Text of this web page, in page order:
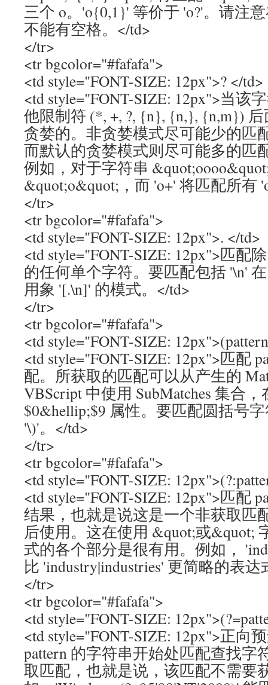
三个 o。'o{0,1}' 等价于 'o?'。请注
不能有空格。</td>
</tr>
<tr bgcolor="#fafafa">
<td style="FONT-SIZE: 12px">? </td>
<td style="FONT-SIZE: 12px">当该
他限制符 (*, +, ?, {n}, {n,}, {n,m})
贪婪的。非贪婪模式尽可能少的匹
而默认的贪婪模式则尽可能多的匹
例如，对于字符串
&quot;o&quot;，而 'o+' 将匹配所有
</tr>
<tr bgcolor="#fafafa">
<td style="FONT-SIZE: 12px">. </td>
<td style="FONT-SIZE: 12px">匹配
的任何单个字符。要匹配包括 '\n'
用象 '[.\n]' 的模式。</td>
</tr>
<tr bgcolor="#fafafa">
<td style="FONT-SIZE:
<td style="FONT-SIZE: 12px">匹配
配。所获取的匹配可以从产生的
VBScript 中使用 SubMatches 集合
$0&hellip;$9 属性。要匹配圆括号
'\)'。</td>
</tr>
<tr bgcolor="#fafafa">
<td style="FONT-SIZE:
<td style="FONT-SIZE: 12px">匹配
结果，也就是说这是一个非获取匹
后使用。这在使用 &quot;或&quot;
式的各个部分是很有用。例如，
比 'industry|industries' 更简略的表达
</tr>
<tr bgcolor="#fafafa">
<td style="FONT-SIZE:
<td style="FONT-SIZE: 12px">正向
pattern 的字符串开始处匹配查找字
取匹配，也就是说，该匹配不需要